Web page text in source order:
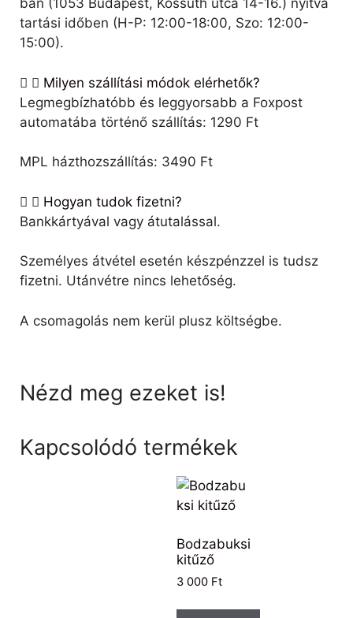
ban (1053 Budapest, Kossuth utca 14-16.) nyitva
tartási időben (H-P: 12:00-18:00, Szo: 12:00-
15:00).
Milyen szállítási módok elérhetők?
Legmegbízhatóbb és leggyorsabb a Foxpost
automatába történő szállítás: 1290 Ft
MPL házthozszállítás: 3490 Ft
Hogyan tudok fizetni?
Bankkártyával vagy átutalással.
Személyes átvétel esetén készpénzzel is tudsz
fizetni. Utánvétre nincs lehetőség.
A csomagolás nem kerül plusz költségbe.
Nézd meg ezeket is!
Kapcsolódó termékek
Bodzabuksi
kitűző
3 000 Ft